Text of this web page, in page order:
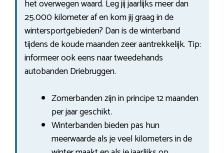
het overwegen waard. Leg jij jaarlijks meer dan
25.000 kilometer af en kom jij graag in de
wintersportgebieden? Dan is de winterband
tijdens de koude maanden zeer aantrekkelijk. Tip:
informeer ook eens naar tweedehands
autobanden Driebruggen.
Zomerbanden zijn in principe 12 maanden
per jaar geschikt.
Winterbanden bieden pas hun
meerwaarde als je veel kilometers in de